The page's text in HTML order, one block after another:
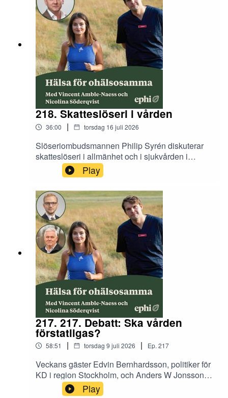
218. Skatteslöseri i vården
36:00 | torsdag 16 juli 2026
Slöseriombudsmannen Philip Syrén diskuterar
skatteslöseri i allmänhet och i sjukvården i
synnerhet.
Play
217. 217. Debatt: Ska vården
förstatligas?
58:51 | torsdag 9 juli 2026 | Ep. 217
Veckans gäster Edvin Bernhardsson, politiker för
KD i region Stockholm, och Anders W Jonsson,
riksdagsledamot för C, möts i en debatt om
Play